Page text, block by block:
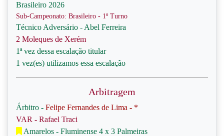
Brasileiro 2026
Sub-Campeonato: Brasileiro - 1º Turno
Técnico Adversário - Abel Ferreira
2 Moleques de Xerém
1ª vez dessa escalação titular
1 vez(es) utilizamos essa escalação
Arbitragem
Árbitro - Felipe Fernandes de Lima - *
VAR - Rafael Traci
Amarelos - Fluminense 4 x 3 Palmeiras